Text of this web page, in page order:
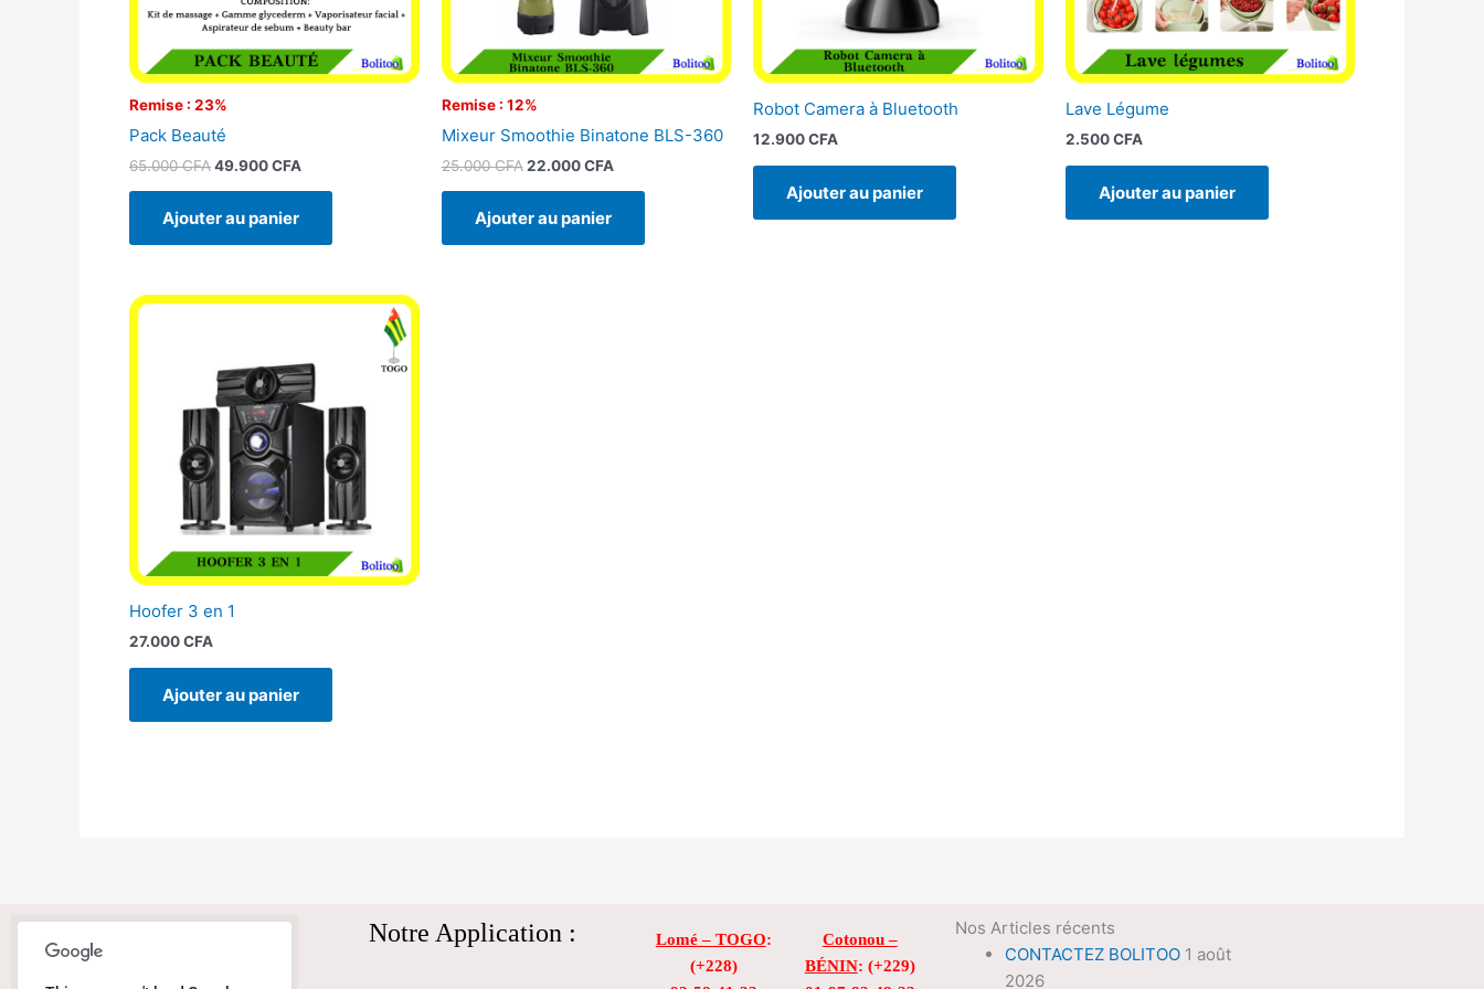
Remise : 23%
Pack Beauté
65.000CFA49.900CFA
Ajouter au panier
Remise : 12%
Mixeur Smoothie Binatone BLS-360
25.000CFA 22.000CFA
Ajouter au panier
Robot Camera à Bluetooth
12.900CFA
Ajouter au panier
Lave Légume
2.500CFA
Ajouter au panier
Hoofer 3 en 1
27.000CFA
Ajouter au panier
Notre Application : Lomé – TOGO:
(+228)
Cotonou –
BÉNIN: (+229)
Nos Articles récents
CONTACTEZ BOLITOO 1 août
2026